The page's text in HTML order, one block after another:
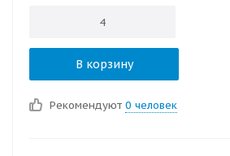
В корзину
Рекомендуют 0 человек